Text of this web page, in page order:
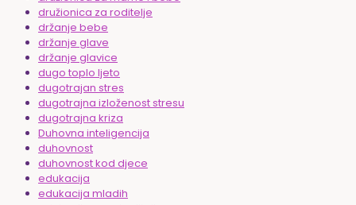
družionica za roditelje
držanje bebe
držanje glave
držanje glavice
dugo toplo ljeto
dugotrajan stres
dugotrajna izloženost stresu
dugotrajna kriza
Duhovna inteligencija
duhovnost
duhovnost kod djece
edukacija
edukacija mladih